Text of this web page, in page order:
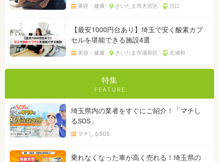
美容・健康 さいたま市大宮区 川口
【最安1000円台あり】埼玉で安く酸素カプ
セルを堪能できる施設4選
美容・健康 さいたま市浦和区 北浦和
特集
埼玉県内の業者をすぐにご紹介！「マチし
るSOS」
マチしるSOS
乗れなくなった車が高く売れる！埼玉県の